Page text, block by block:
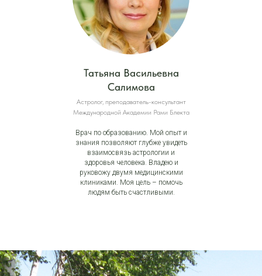
Татьяна Васильевна
Салимова
Астролог, преподаватель-консультант
Международной Академии Рами Блекта
Врач по образованию. Мой опыт и
знания позволяют глубже увидеть
взаимосвязь астрологии и
здоровья человека. Владею и
руковожу двумя медицинскими
клиниками. Моя цель – помочь
людям быть счастливыми.